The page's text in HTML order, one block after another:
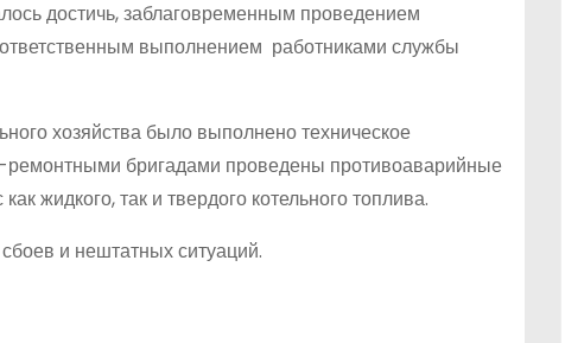
достичь, заблаговременным проведением
выполнением работниками службы
хозяйства было выполнено техническое
ремонтными бригадами проведены противоаварийные
жидкого, так и твердого котельного топлива.
и нештатных ситуаций.